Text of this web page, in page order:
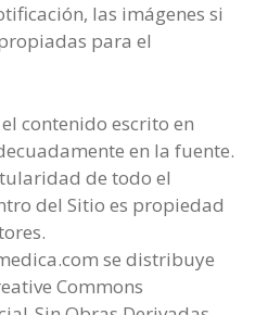
las imágenes si
para el
contenido escrito en
en la fuente.
de todo el
del Sitio es propiedad
se distribuye
Commons